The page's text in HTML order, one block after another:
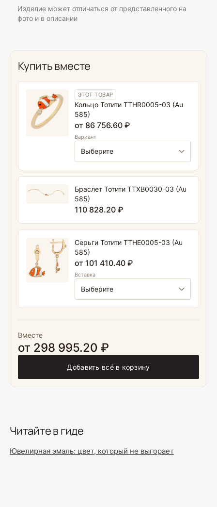
Изделие может отличаться от представленного на
фото и в описании
Купить вместе
ЭТОТ ТОВАР
Кольцо Тотити TTHR0005-03 (Au
585)
от 86 756.60 ₽
Вариант
Браслет Тотити TTXB0030-03 (Au
585)
110 828.20 ₽
Серьги Тотити TTHE0005-03 (Au
585)
от 101 410.40 ₽
Вставка
Вместе
от 298 995.20 ₽
Добавить всё в корзину
Читайте в гиде
Ювелирная эмаль: цвет, который не выгорает